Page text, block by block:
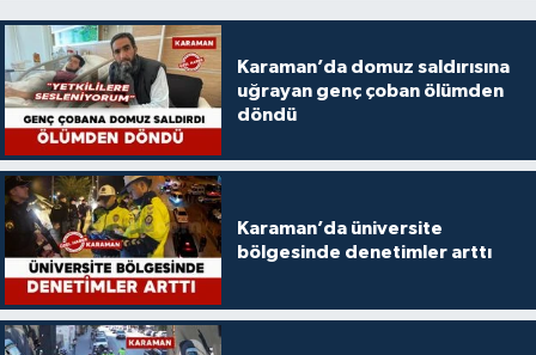
Karaman’da domuz saldırısına
uğrayan genç çoban ölümden
döndü
Karaman’da üniversite
bölgesinde denetimler arttı